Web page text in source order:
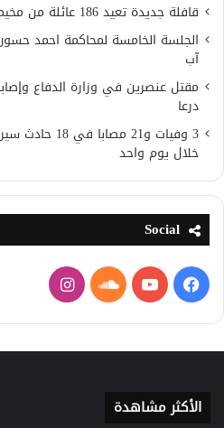
قافلة جديدة تعيد 186 عائلة من مخيمات الشمال إلى ريف حماة
آب
مقتل عنصرين في وزارة الدفاع
درعا
3 وفيات و21
خلال يوم واحد
Social
فيسبوكيوتيوبساوند
كلاود
انستقرام
الأكثر مشاهدة